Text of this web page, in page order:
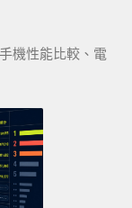
機性能比較、電